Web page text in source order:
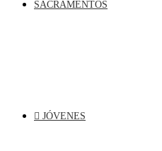
SACRAMENTOS
JÓVENES